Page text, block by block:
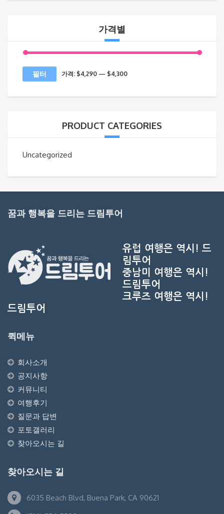
가격별
필터 가격: $4,290 — $4,300
PRODUCT CATEGORIES
Uncategorized
꿈과 행복을 드리는 드림투어
유럽 여행은 역시! 드
림투어
중남미 여행은 역시!
드림투어
크루즈 여행은 역시!
드림투어
퀵메뉴
회사소개
공지사항
커뮤니티
여행후기
질문과 답변
포토갤러리
찾아오시는 길
찾아오시는 길
6035 Beach Blvd, Buena Park, CA 90621